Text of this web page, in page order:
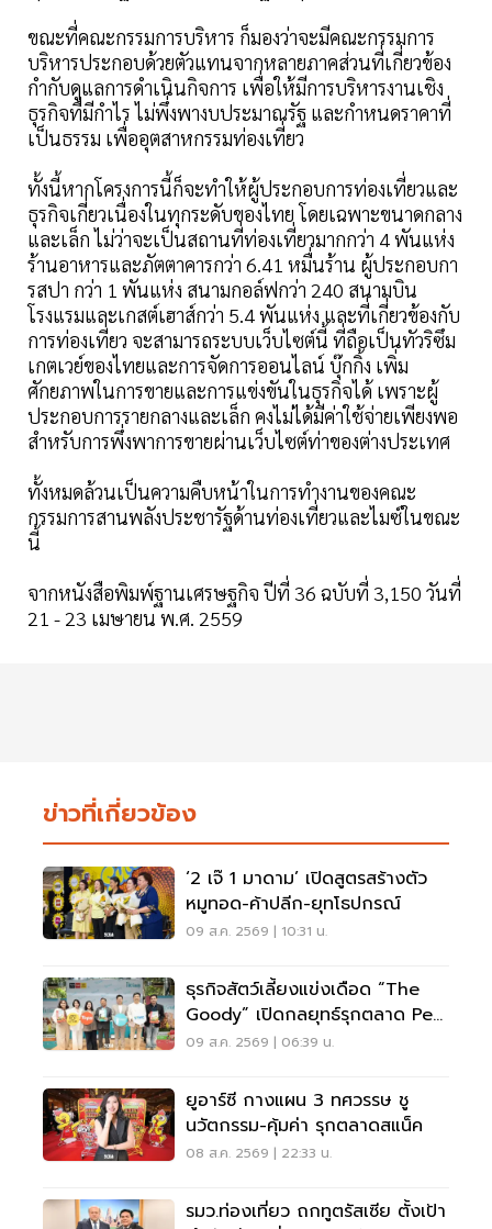
ขณะที่คณะกรรมการบริหาร ก็มองว่าจะมีคณะกรรมการ
บริหารประกอบด้วยตัวแทนจากหลายภาคส่วนที่เกี่ยวข้อง
กำกับดูแลการดำเนินกิจการ เพื่อให้มีการบริหารงานเชิง
ธุรกิจที่มีกำไร ไม่พึ่งพางบประมาณรัฐ และกำหนดราคาที่
เป็นธรรม เพื่ออุตสาหกรรมท่องเที่ยว
ทั้งนี้หากโครงการนี้ก็จะทำให้ผู้ประกอบการท่องเที่ยวและ
ธุรกิจเกี่ยวเนื่องในทุกระดับของไทย โดยเฉพาะขนาดกลาง
และเล็ก ไม่ว่าจะเป็นสถานที่ท่องเที่ยวมากกว่า 4 พันแห่ง
ร้านอาหารและภัตตาคารกว่า 6.41 หมื่นร้าน ผู้ประกอบกา
รสปา กว่า 1 พันแห่ง สนามกอล์ฟกว่า 240 สนามบิน
โรงแรมและเกสต์เฮาส์กว่า 5.4 พันแห่ง และที่เกี่ยวข้องกับ
การท่องเที่ยว จะสามารถระบบเว็บไซต์นี้ ที่ถือเป็นทัวริซึม
เกตเวย์ของไทยและการจัดการออนไลน์ บุ๊กกิ้ง เพิ่ม
ศักยภาพในการขายและการแข่งขันในธุรกิจได้ เพราะผู้
ประกอบการรายกลางและเล็ก คงไม่ได้มีค่าใช้จ่ายเพียงพอ
สำหรับการพึ่งพาการขายผ่านเว็บไซต์ท่าของต่างประเทศ
ทั้งหมดล้วนเป็นความคืบหน้าในการทำงานของคณะ
กรรมการสานพลังประชารัฐด้านท่องเที่ยวและไมซ์ในขณะ
นี้
จากหนังสือพิมพ์ฐานเศรษฐกิจ ปีที่ 36 ฉบับที่ 3,150 วันที่
21 - 23 เมษายน พ.ศ. 2559
ข่าวที่เกี่ยวข้อง
‘2 เจ๊ 1 มาดาม’ เปิดสูตรสร้างตัว
หมูทอด-ค้าปลีก-ยุทโธปกรณ์
09 ส.ค. 2569 | 10:31 น.
ธุรกิจสัตว์เลี้ยงแข่งเดือด “The
Goody” เปิดกลยุทธ์รุกตลาด Pet
Humanization
09 ส.ค. 2569 | 06:39 น.
ยูอาร์ซี กางแผน 3 ทศวรรษ ชู
นวัตกรรม-คุ้มค่า รุกตลาดสแน็ค
08 ส.ค. 2569 | 22:33 น.
รมว.ท่องเที่ยว ถกทูตรัสเซีย ตั้งเป้า